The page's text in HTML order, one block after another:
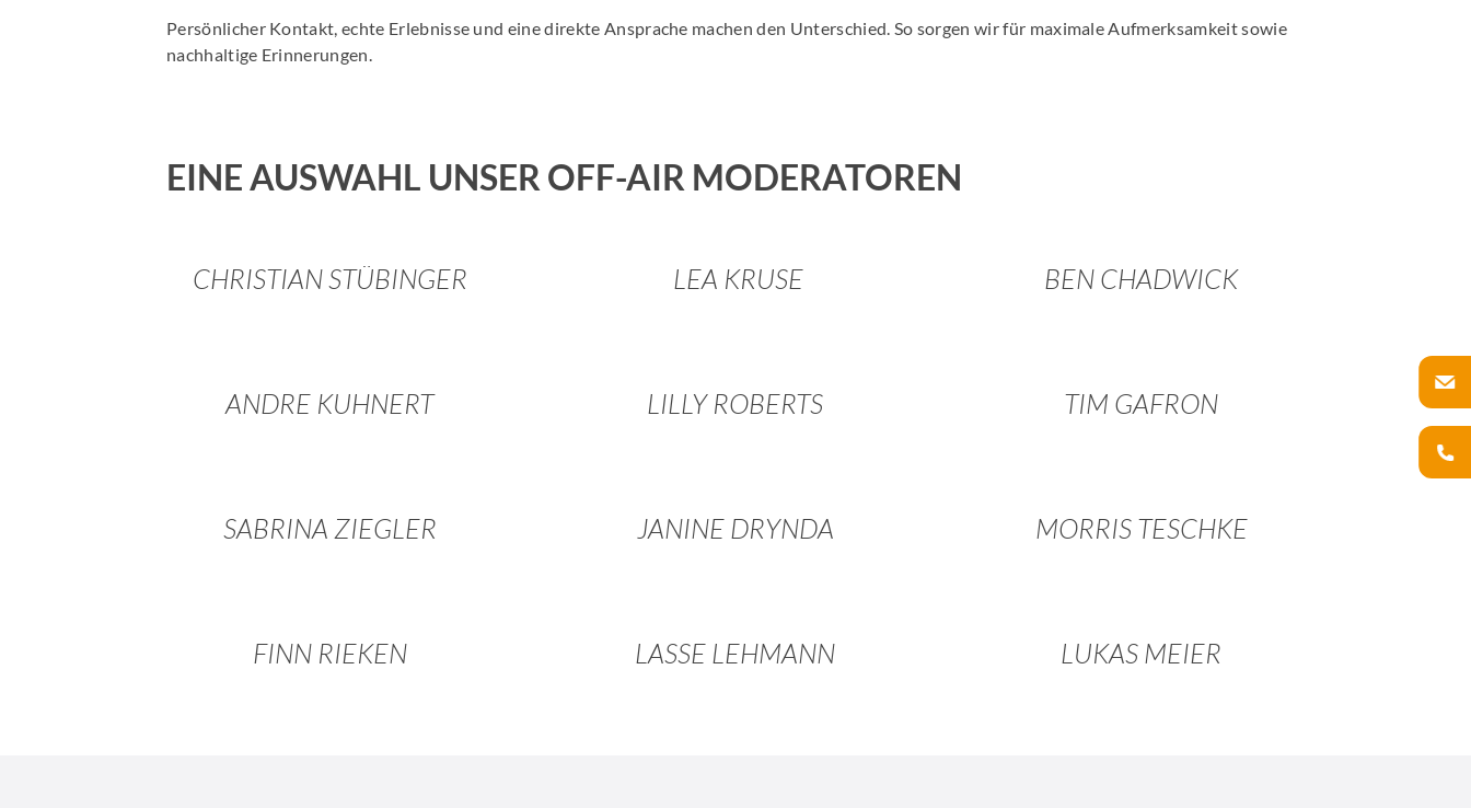
Persönlicher Kontakt, echte Erlebnisse und eine direkte Ansprache machen den Unterschied. So sorgen wir für maximale Aufmerksamkeit sowie
nachhaltige Erinnerungen.
EINE AUSWAHL UNSER OFF-AIR MODERATOREN
CHRISTIAN STÜBINGER LEA KRUSE BEN CHADWICK
ANDRE KUHNERT LILLY ROBERTS TIM GAFRON
SABRINA ZIEGLER JANINE DRYNDA MORRIS TESCHKE
FINN RIEKEN LASSE LEHMANN LUKAS MEIER